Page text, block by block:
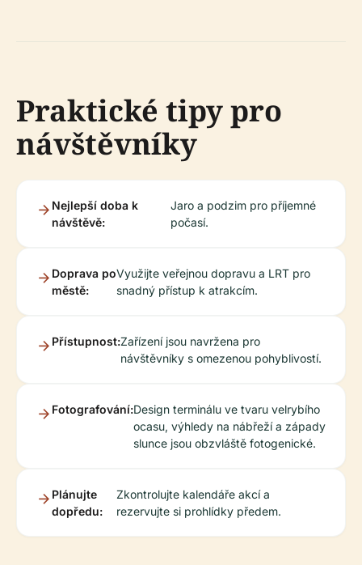
Praktické tipy pro
návštěvníky
Nejlepší doba k
návštěvě:
Jaro a podzim pro příjemné
počasí.
Doprava po
městě:
Využijte veřejnou dopravu a LRT pro
snadný přístup k atrakcím.
Přístupnost:Zařízení jsou navržena pro
návštěvníky s omezenou pohyblivostí.
Fotografování:Design terminálu ve tvaru velrybího
ocasu, výhledy na nábřeží a západy
slunce jsou obzvláště fotogenické.
Plánujte
dopředu:
Zkontrolujte kalendáře akcí a
rezervujte si prohlídky předem.